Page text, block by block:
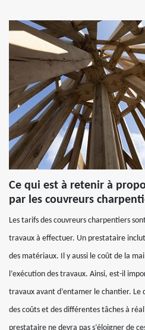
Ce qui est à retenir à
par les couvreurs
Les tarifs des couvreurs charpentiers
travaux à effectuer. Un prestataire
des matériaux. Il y aussi le coût de la
l’exécution des travaux. Ainsi, est-il
travaux avant d’entamer le chantier. Le
des coûts et des différentes tâches à
prestataire ne devra pas s’éloigner de